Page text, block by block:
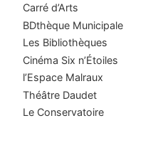
Carré d’Arts
BDthèque Municipale
Les Bibliothèques
Cinéma Six n’Étoiles
l’Espace Malraux
Théâtre Daudet
Le Conservatoire